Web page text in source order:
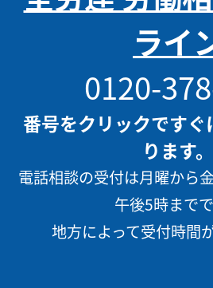
ライ
0120-
番号をクリックです
ります。
電話相談の受付は月曜から
午後5時までで
地方によって受付時間